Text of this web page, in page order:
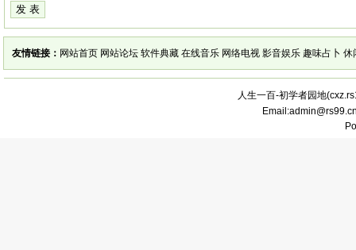
友情链接： 网站首页 网站论坛 软件典藏 在线音乐 网络电视 影音娱乐 趣味占卜 休
人生一百-初学者园地(